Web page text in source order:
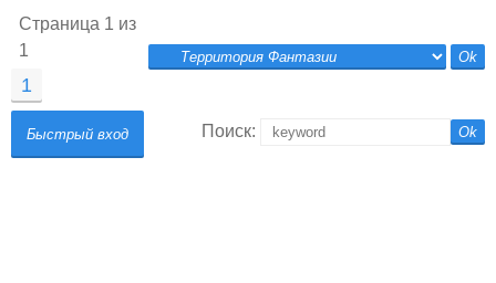
Страница 1 из
1
1
Поиск: